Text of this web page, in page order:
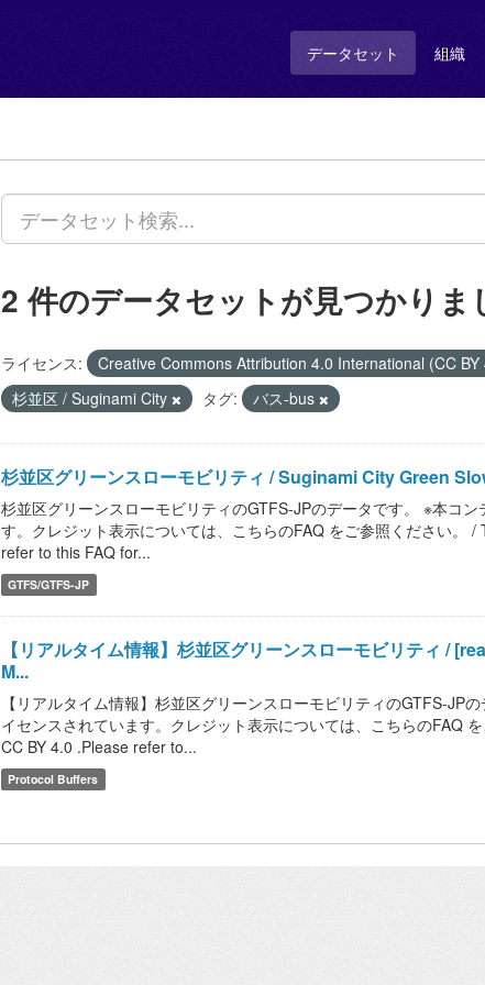
データセット 組織
2 件のデータセットが見つかりま
ライセンス: Creative Commons Attribution 4.0 International (CC BY
杉並区 / Suginami City
タグ: バス-bus
杉並区グリーンスローモビリティ / Suginami City Green
杉並区グリーンスローモビリティのGTFS-JPのデータです。 ※本コ
す。クレジット表示については、こちらのFAQ をご参照ください。
refer to this FAQ for...
GTFS/GTFS-JP
【リアルタイム情報】杉並区グリーンスローモビリティ /
M...
【リアルタイム情報】杉並区グリーンスローモビリティのGTFS-JP
イセンスされています。クレジット表示については、こちらのFAQ
CC BY 4.0 .Please refer to...
Protocol Buffers